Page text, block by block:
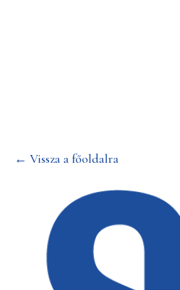
← Vissza a főoldalra